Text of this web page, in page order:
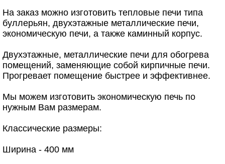
На заказ можно изготовить тепловые печи типа
буллерьян, двухэтажные металлические печи,
экономическую печи, а также каминный корпус.
Двухэтажные, металлические печи для обогрева
помещений, заменяющие собой кирпичные печи.
Прогревает помещение быстрее и эффективнее.
Мы можем изготовить экономическую печь по
нужным Вам размерам.
Классические размеры:
Ширина - 400 мм